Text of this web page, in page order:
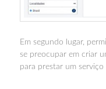
Em segundo lugar,
se preocupar em criar
para prestar um serviço